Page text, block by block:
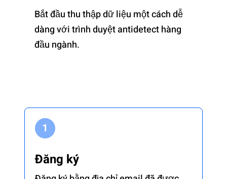
Bắt đầu thu thập dữ liệu một cách dễ
dàng với trình duyệt antidetect hàng
đầu ngành.
Đăng ký